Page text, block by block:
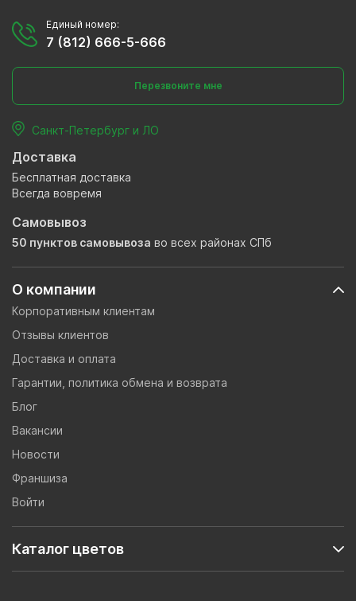
О компании
Корпоративным клиентам
Отзывы клиентов
Доставка и оплата
Гарантии, политика обмена и возврата
Блог
Вакансии
Новости
Франшиза
Войти
Каталог цветов
Единый номер:
7 (812) 666-5-666
Перезвоните мне
Санкт-Петербург и ЛО
Доставка
Бесплатная доставка
Всегда вовремя
Самовывоз
50 пунктов самовывоза во всех районах СПб